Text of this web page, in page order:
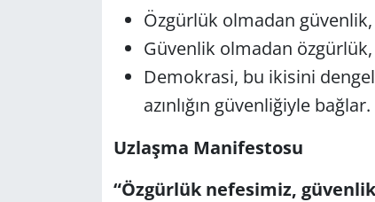
Özgürlük olmadan
Güvenlik olmadan
Demokrasi, bu ikisini
azınlığın güvenliğiyle bağlar.
Uzlaşma Manifestosu
“Özgürlük nefesimiz,